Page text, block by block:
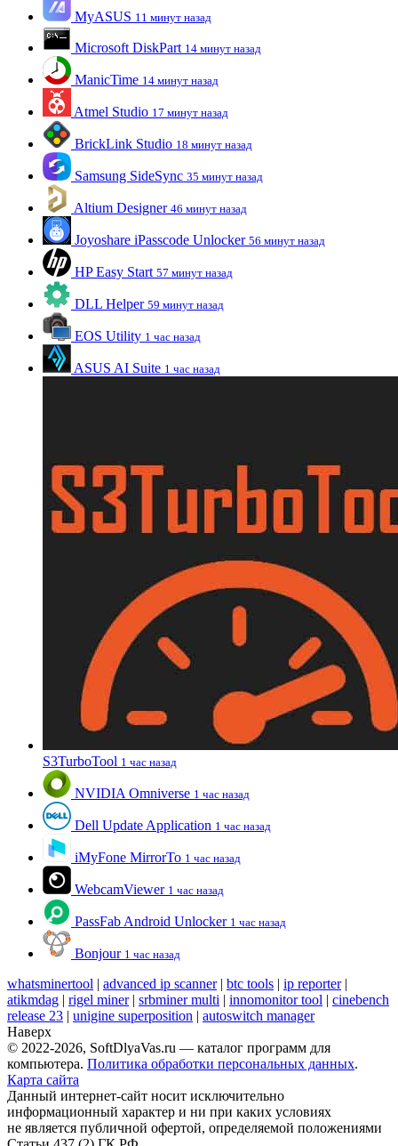
MyASUS 11 минут назад
Microsoft DiskPart 14 минут назад
ManicTime 14 минут назад
Atmel Studio 17 минут назад
BrickLink Studio 18 минут назад
Samsung SideSync 35 минут назад
Altium Designer 46 минут назад
Joyoshare iPasscode Unlocker 56 минут назад
HP Easy Start 57 минут назад
DLL Helper 59 минут назад
EOS Utility 1 час назад
ASUS AI Suite 1 час назад
S3TurboTool 1 час назад
NVIDIA Omniverse 1 час назад
Dell Update Application 1 час назад
iMyFone MirrorTo 1 час назад
WebcamViewer 1 час назад
PassFab Android Unlocker 1 час назад
Bonjour 1 час назад
whatsminertool | advanced ip scanner| btc tools | ip reporter|
atikmdag | rigel miner| srbminer multi | innomonitor tool | cinebench
release 23 | unigine superposition | autoswitch manager
Наверх
© 2022-2026, SoftDlyaVas.ru — каталог программ для
компьютера. Политика обработки персональных данных.
Карта сайта
Данный интернет-сайт носит исключительно
информационный характер и ни при каких условиях
не является публичной офертой, определяемой положениями